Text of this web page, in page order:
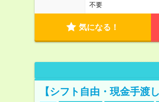
不要
気になる！
【シフト自由・現金手渡